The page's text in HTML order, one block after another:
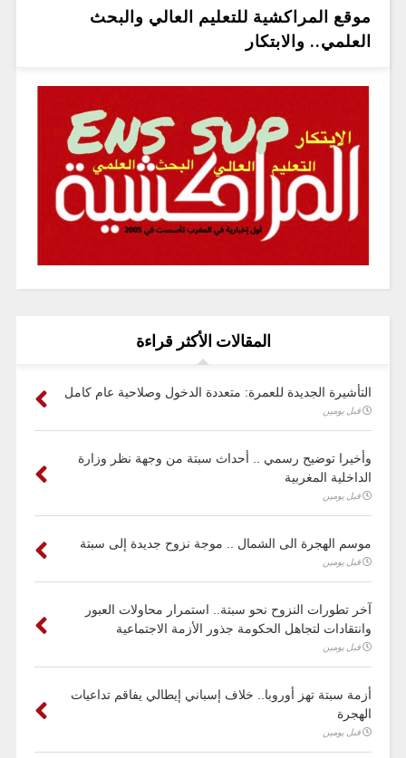
موقع المراكشية للتعليم العالي والبحث
العلمي.. والابتكار
المقالات الأكثر قراءة
التأشيرة الجديدة للعمرة: متعددة الدخول وصلاحية عام كامل
قبل يومين
وأخيرا توضيح رسمي .. أحداث سبتة من وجهة نظر وزارة
الداخلية المغربية
قبل يومين
موسم الهجرة الى الشمال .. موجة نزوح جديدة إلى سبتة
قبل يومين
آخر تطورات النزوح نحو سبتة.. استمرار محاولات العبور
وانتقادات لتجاهل الحكومة جذور الأزمة الاجتماعية
قبل يومين
أزمة سبتة تهز أوروبا.. خلاف إسباني إيطالي يفاقم تداعيات
الهجرة
قبل يومين